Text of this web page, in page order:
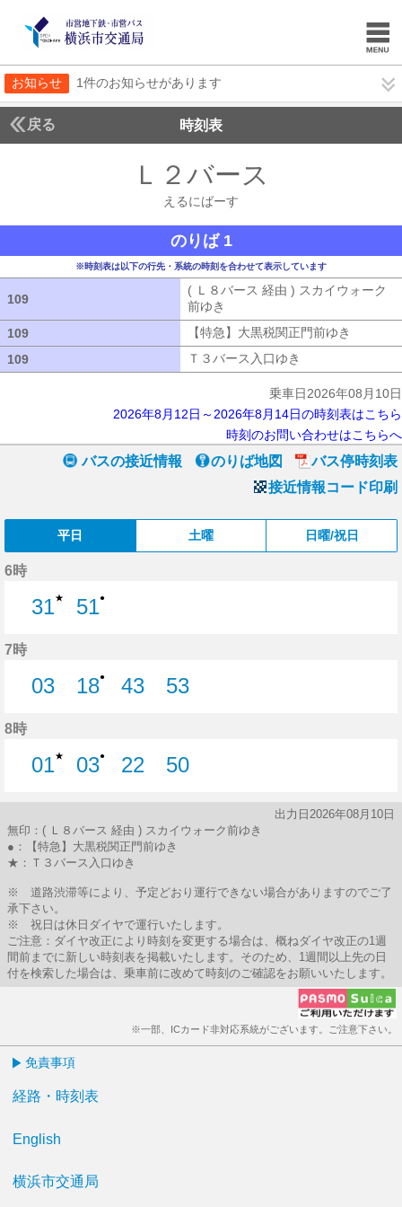
お知らせ 1件のお知らせがあります
戻る 時刻表
Ｌ２バース
えるにばーす
のりば 1
※時刻表は以下の行先・系統の時刻を合わせて表示しています
109
( Ｌ８バース 経由 ) スカイウォーク
前ゆき
109
【特急】大黒税関正門前ゆき
109
Ｔ３バース入口ゆき
乗車日2026年08月10日
2026年8月12日～2026年8月14日の時刻表はこちら
時刻のお問い合わせはこちらへ
バスの接近情報 のりば地図
バス停時刻表
接近情報コード印刷
平日 土曜 日曜/祝日
6時
31★
51●
7時
03
18●
43
53
8時
01★
03●
22
50
出力日2026年08月10日
無印：( Ｌ８バース 経由 ) スカイウォーク前ゆき
●：【特急】大黒税関正門前ゆき
★：Ｔ３バース入口ゆき
※ 道路渋滞等により、予定どおり運行できない場合がありますのでご了
承下さい。
※ 祝日は休日ダイヤで運行いたします。
ご注意：ダイヤ改正により時刻を変更する場合は、概ねダイヤ改正の1週
間前までに新しい時刻表を掲載いたします。そのため、1週間以上先の日
付を検索した場合は、乗車前に改めて時刻のご確認をお願いいたします。
※一部、ICカード非対応系統がございます。ご注意下さい。
免責事項
経路・時刻表
English
横浜市交通局